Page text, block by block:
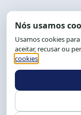
Tel.: (71)
Siga